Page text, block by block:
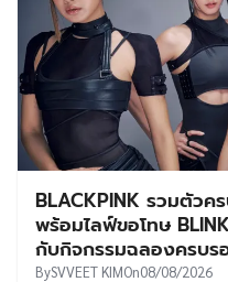
BLACKPINK รวมตัว
พร้อมไลฟ์ขอโทษ
กับกิจกรรมฉลองครบร
BySVVEET KIMOn08/08/2026